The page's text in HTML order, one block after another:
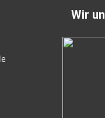
Wir